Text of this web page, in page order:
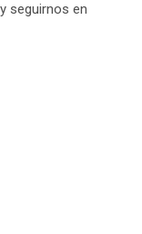
seguirnos en